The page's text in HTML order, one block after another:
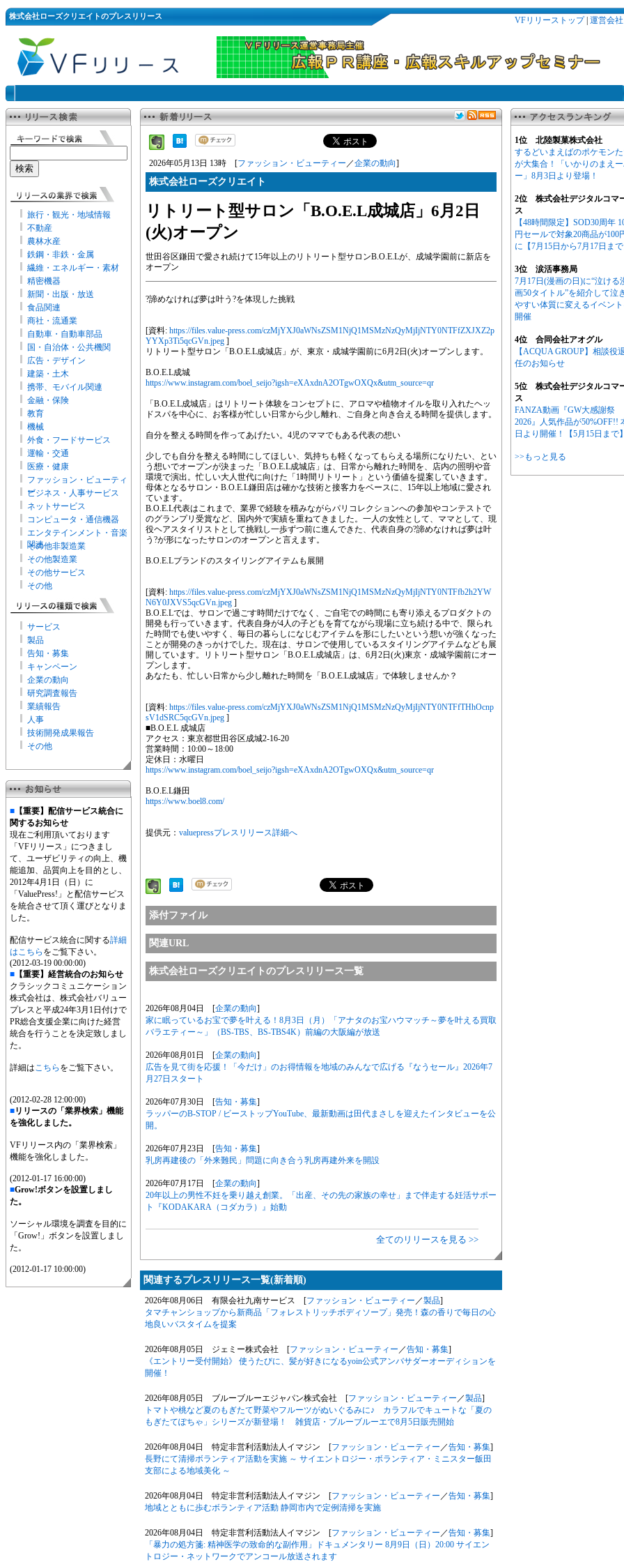
株式会社ローズクリエイトのプレスリリース VFリリーストップ| 運営会社
旅行・観光・地域情報
不動産
農林水産
鉄鋼・非鉄・金属
繊維・エネルギー・素材
精密機器
新聞・出版・放送
食品関連
商社・流通業
自動車・自動車部品
国・自治体・公共機関
広告・デザイン
建築・土木
携帯、モバイル関連
金融・保険
教育
機械
外食・フードサービス
運輸・交通
医療・健康
ファッション・ビューティ
ー
ビジネス・人事サービス
ネットサービス
コンピュータ・通信機器
エンタテインメント・音楽
関連
その他非製造業
その他製造業
その他サービス
その他
サービス
製品
告知・募集
キャンペーン
企業の動向
研究調査報告
業績報告
人事
技術開発成果報告
その他
■ 【重要】配信サービス統合に
関するお知らせ
現在ご利用頂いております
「VFリリース」につきまし
て、ユーザビリティの向上、機
能追加、品質向上を目的とし、
2012年4月1日（日）に
「ValuePress!」と配信サービス
を統合させて頂く運びとなりま
した。
配信サービス統合に関する詳細
はこちら をご覧下さい。
(2012-03-19 00:00:00)
■ 【重要】経営統合のお知らせ
クラシックコミュニケーション
株式会社は、株式会社バリュー
プレスと平成24年3月1日付けで
PR総合支援企業に向けた経営
統合を行うことを決定致しまし
た。
詳細はこちら をご覧下さい。
(2012-02-28 12:00:00)
■リリースの「業界検索」機能
を強化しました。
VFリリース内の「業界検索」
機能を強化しました。
(2012-01-17 16:00:00)
■Grow!ボタンを設置しまし
た。
ソーシャル環境を調査を目的に
「Grow!」ボタンを設置しまし
た。
(2012-01-17 10:00:00)
2026年05月13日 13時 [ファッション・ビューティー ／企業の動向]
株式会社ローズクリエイト
リトリート型サロン「B.O.E.L成城店」6月2日
(火)オープン
世田谷区鎌田で愛され続けて15年以上のリトリート型サロンB.O.E.Lが、成城学園前に新店を
オープン
?諦めなければ夢は叶う?を体現した挑戦
[資料: https://files.value-press.com/czMjYXJ0aWNsZSM1NjQ1MSMzNzQyMjIjNTY0NTFfZXJXZ2p
YYXp3Ti5qcGVn.jpeg ]
リトリート型サロン「B.O.E.L成城店」が、東京・成城学園前に6月2日(火)オープンします。
B.O.E.L成城
https://www.instagram.com/boel_seijo?igsh=eXAxdnA2OTgwOXQx&utm_source=qr
「B.O.E.L成城店」はリトリート体験をコンセプトに、アロマや植物オイルを取り入れたヘッ
ドスパを中心に、お客様が忙しい日常から少し離れ、ご自身と向き合える時間を提供します。
自分を整える時間を作ってあげたい。4児のママでもある代表の想い
少しでも自分を整える時間にしてほしい、気持ちも軽くなってもらえる場所になりたい、とい
う想いでオープンが決まった「B.O.E.L成城店」は、日常から離れた時間を、店内の照明や音
環境で演出。忙しい大人世代に向けた「1時間リトリート」という価値を提案していきます。
母体となるサロン・B.O.E.L鎌田店は確かな技術と接客力をベースに、15年以上地域に愛され
ています。
B.O.E.L代表はこれまで、業界で経験を積みながらパリコレクションへの参加やコンテストで
のグランプリ受賞など、国内外で実績を重ねてきました。一人の女性として、ママとして、現
役ヘアスタイリストとして挑戦し一歩ずつ前に進んできた、代表自身の?諦めなければ夢は叶
う?が形になったサロンのオープンと言えます。
B.O.E.Lブランドのスタイリングアイテムも展開
[資料: https://files.value-press.com/czMjYXJ0aWNsZSM1NjQ1MSMzNzQyMjIjNTY0NTFfb2h2YW
N6Y0JXVS5qcGVn.jpeg ]
B.O.E.Lでは、サロンで過ごす時間だけでなく、ご自宅での時間にも寄り添えるプロダクトの
開発も行っていきます。代表自身が4人の子どもを育てながら現場に立ち続ける中で、限られ
た時間でも使いやすく、毎日の暮らしになじむアイテムを形にしたいという想いが強くなった
ことが開発のきっかけでした。現在は、サロンで使用しているスタイリングアイテムなども展
開しています。リトリート型サロン「B.O.E.L成城店」は、6月2日(火)東京・成城学園前にオー
プンします。
あなたも、忙しい日常から少し離れた時間を「B.O.E.L成城店」で体験しませんか？
[資料: https://files.value-press.com/czMjYXJ0aWNsZSM1NjQ1MSMzNzQyMjIjNTY0NTFfTHhOcnp
sV1dSRC5qcGVn.jpeg ]
■B.O.E.L 成城店
アクセス：東京都世田谷区成城2-16-20
営業時間：10:00～18:00
定休日：水曜日
https://www.instagram.com/boel_seijo?igsh=eXAxdnA2OTgwOXQx&utm_source=qr
B.O.E.L鎌田
https://www.boel8.com/
提供元： valuepressプレスリリース詳細へ
添付ファイル
関連URL
株式会社ローズクリエイトのプレスリリース一覧
2026年08月04日 [企業の動向]
家に眠っているお宝で夢を叶える！8月3日（月）「アナタのお宝ハウマッチ～夢を叶える買取
バラエティー～」（BS-TBS、BS-TBS4K）前編の大阪編が放送
2026年08月01日 [企業の動向]
広告を見て街を応援！「今だけ」のお得情報を地域のみんなで広げる『なうセール』2026年7
月27日スタート
2026年07月30日 [告知・募集]
ラッパーのB-STOP / ビーストップYouTube、最新動画は田代まさしを迎えたインタビューを公
開。
2026年07月23日 [告知・募集]
乳房再建後の「外来難民」問題に向き合う乳房再建外来を開設
2026年07月17日 [企業の動向]
20年以上の男性不妊を乗り越え創業。「出産、その先の家族の幸せ」まで伴走する妊活サポー
ト『KODAKARA（コダカラ）』始動
全てのリリースを見る >>
関連するプレスリリース一覧(新着順)
2026年08月06日 有限会社九南サービス [ファッション・ビューティー ／製品]
タマチャンショップから新商品「フォレストリッチボディソープ」発売！森の香りで毎日の心
地良いバスタイムを提案
2026年08月05日 ジェミー株式会社 [ファッション・ビューティー ／告知・募集]
《エントリー受付開始》 使うたびに、髪が好きになるyoin公式アンバサダーオーディションを
開催！
2026年08月05日 ブルーブルーエジャパン株式会社 [ファッション・ビューティー ／製品]
トマトや桃など夏のもぎたて野菜やフルーツがぬいぐるみに♪ カラフルでキュートな「夏の
もぎたてぽちゃ」シリーズが新登場！ 雑貨店・ブルーブルーエで8月5日販売開始
2026年08月04日 特定非営利活動法人イマジン [ファッション・ビューティー ／告知・募集]
長野にて清掃ボランティア活動を実施 ～ サイエントロジー・ボランティア・ミニスター飯田
支部による地域美化 ～
2026年08月04日 特定非営利活動法人イマジン [ファッション・ビューティー ／告知・募集]
地域とともに歩むボランティア活動 静岡市内で定例清掃を実施
2026年08月04日 特定非営利活動法人イマジン [ファッション・ビューティー ／告知・募集]
「暴力の処方箋: 精神医学の致命的な副作用」ドキュメンタリー 8月9日（日）20:00 サイエン
トロジー・ネットワークでアンコール放送されます
1位 北陸製菓株式会社
するどいまえばのポケモン
が大集合！「いかりのまえ
ー」8月3日より登場！
2位 株式会社デジタルコマ
ス
【48時間限定】SOD30周年
円セールで対象20商品が100
に【7月15日から7月17日まで
3位 涙活事務局
7月17日(漫画の日)に“泣ける
画50タイトル”を紹介して泣
やすい体質に変えるイベン
開催
4位 合同会社アオグル
【ACQUA GROUP】相談役
任のお知らせ
5位 株式会社デジタルコマ
ス
FANZA動画『GW大感謝祭
2026』人気作品が50%OFF!!
日より開催！【5月15日まで】
>>もっと見る